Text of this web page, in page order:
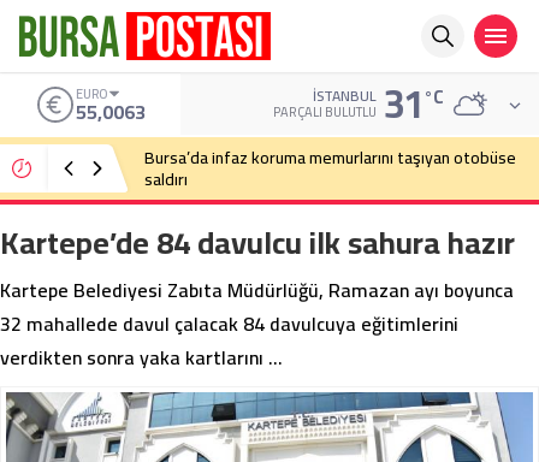
ALTIN
6.543,59 İSTANBUL
PARÇALI BULUTLU 31°C
Bursa’da cadde ortasında bıçaklı kavga
Kartepe’de 84 davulcu ilk sahura hazır
Kartepe Belediyesi Zabıta Müdürlüğü, Ramazan ayı boyunca
32 mahallede davul çalacak 84 davulcuya eğitimlerini
verdikten sonra yaka kartlarını …